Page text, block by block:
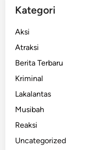
Kategori
Aksi
Atraksi
Berita Terbaru
Kriminal
Lakalantas
Musibah
Reaksi
Uncategorized